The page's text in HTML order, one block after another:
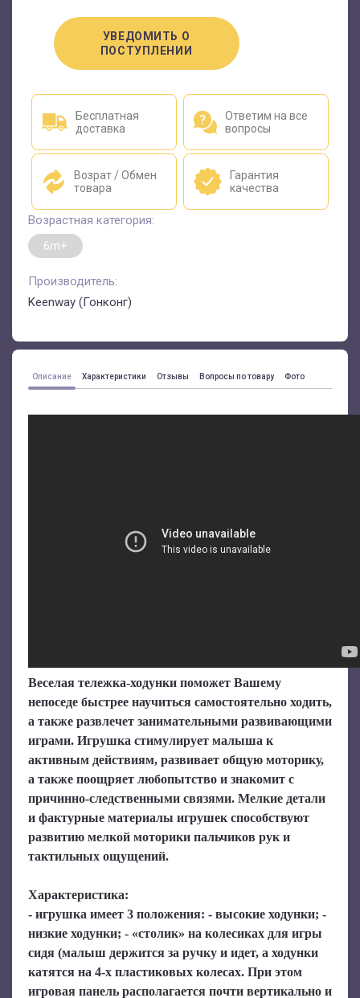
УВЕДОМИТЬ О
ПОСТУПЛЕНИИ
Бесплатная
доставка
Ответим на все
вопросы
Возрат / Обмен
товара
Гарантия
качества
Возрастная категория:
6m+
Производитель:
Keenway (Гонконг)
Описание Характеристики Отзывы Вопросы по товару Фото
Веселая тележка-ходунки поможет Вашему
непоседе быстрее научиться самостоятельно ходить,
а также развлечет занимательными развивающими
играми. Игрушка стимулирует малыша к
активным действиям, развивает общую моторику,
а также поощряет любопытство и знакомит с
причинно-следственными связями. Мелкие детали
и фактурные материалы игрушек способствуют
развитию мелкой моторики пальчиков рук и
тактильных ощущений.
Характеристика:
- игрушка имеет 3 положения: - высокие ходунки; -
низкие ходунки; - «столик» на колесиках для игры
сидя (малыш держится за ручку и идет, а ходунки
катятся на 4-х пластиковых колесах. При этом
игровая панель располагается почти вертикально и